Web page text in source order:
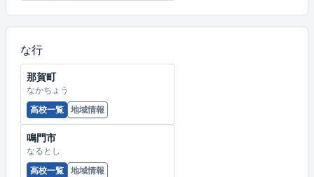
な行
那賀町
なかちょう
高校一覧
地域情報
鳴門市
なるとし
高校一覧
地域情報